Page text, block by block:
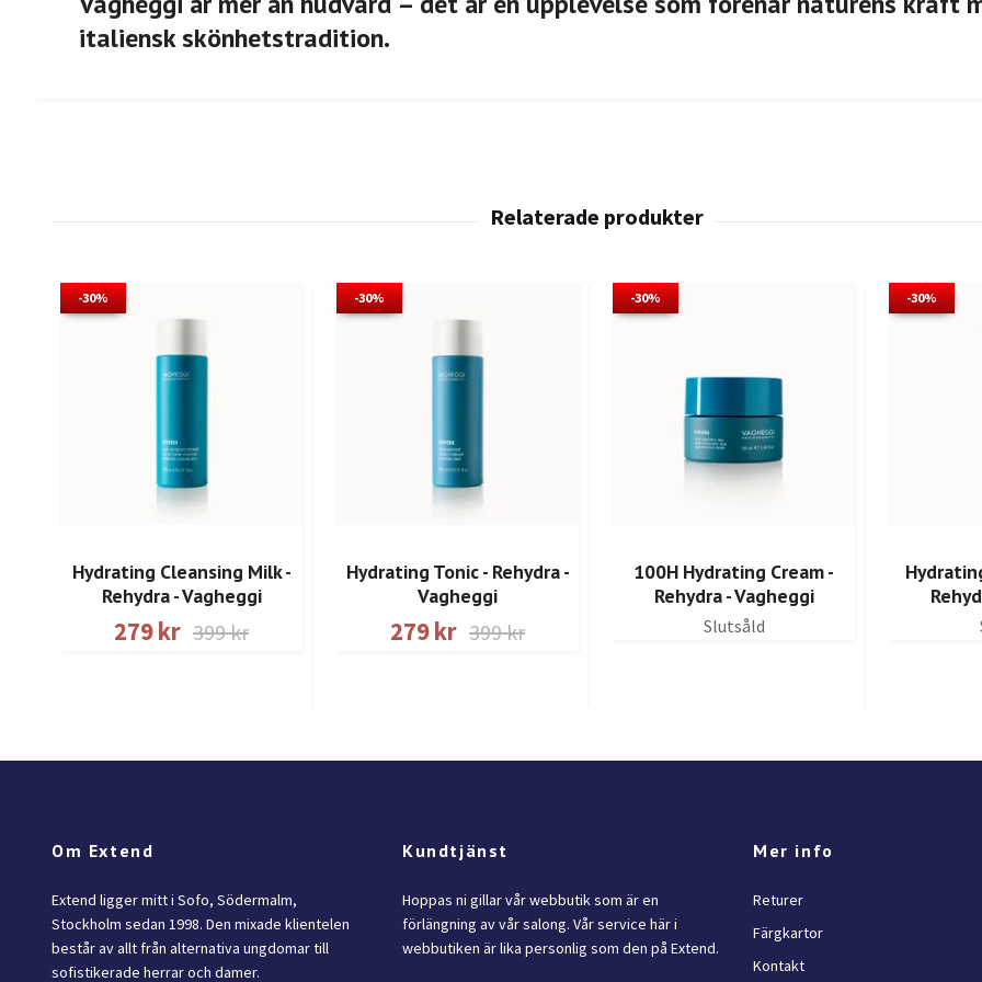
italiensk skönhetstradition.
-30%
Hydrating Cleansing Milk -
Rehydra - Vagheggi
279 kr 399 kr
-30%
Hydrating Tonic - Rehydra -
Vagheggi
279 kr 399 kr
-30%
100H Hydrating Cream -
Rehydra - Vagheggi
Slutsåld
-30%
Om Extend
Extend ligger mitt i Sofo, Södermalm,
Stockholm sedan 1998. Den mixade klientelen
består av allt från alternativa ungdomar till
sofistikerade herrar och damer.
Kundtjänst
Hoppas ni gillar vår webbutik som är en
förlängning av vår salong. Vår service här i
webbutiken är lika personlig som den på Extend.
Mer info
Returer
Färgkartor
Kontakt